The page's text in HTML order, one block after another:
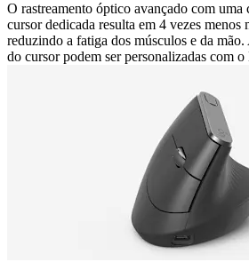
O rastreamento óptico avançado com uma
cursor dedicada resulta em 4 vezes menos
reduzindo a fatiga dos músculos e da
do cursor podem ser personalizadas com